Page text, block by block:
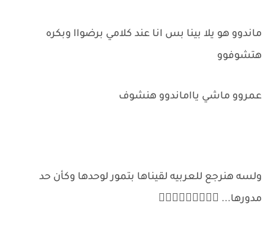
ماندوو هو يلا بينا بس انا عند كلامي برضواا وبكره
هتشوفوو
عمروو ماشي يااماندوو هنشوف
ولسه هنرجع للعربيه لقيناها بتمور لوحدها وكأن حد
مدورها... 🙆🏻‍♂️🙆🏻‍♂️🙆🏻‍♂️